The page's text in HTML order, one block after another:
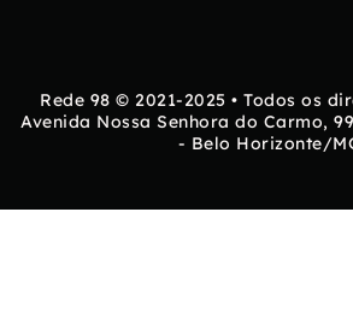
Rede 98 © 2021-2025 • Todos os
Avenida Nossa Senhora do Carmo,
- Belo Horizonte/